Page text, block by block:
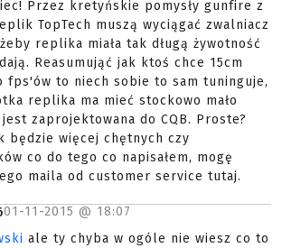
Przez kretyńskie pomysły gunfire z
TopTech muszą wyciągać zwalniacz
replika miała tak długą żywotność
Reasumująć jak ktoś chce 15cm
fps'ów to niech sobie to sam tuninguje,
replika ma mieć stockowo mało
zaprojektowana do CQB. Proste?
będzie więcej chętnych czy
co do tego co napisałem, mogę
maila od customer service tutaj.
01-11-2015 @ 18:07
ale ty chyba w ogóle nie wiesz co to